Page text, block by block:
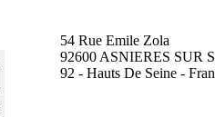
54 Rue Emile Zola
92600 ASNIERES SUR
92 - Hauts De Seine -